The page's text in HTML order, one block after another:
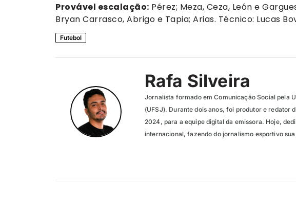
Provável escalação: Pérez; Meza, Ceza, León e
Bryan Carrasco, Abrigo e Tapia; Arias. Técnico: Lucas
Futebol
Rafa Silveira
Jornalista formado em Comunicação Social pela
(UFSJ). Durante dois anos, foi produtor e redator
2024, para a equipe digital da emissora. Hoje,
internacional, fazendo do jornalismo esportivo